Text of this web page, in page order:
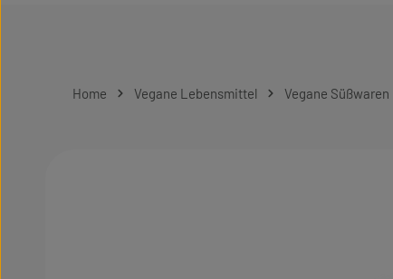
Home Vegane Lebensmittel Vegane Süßwaren